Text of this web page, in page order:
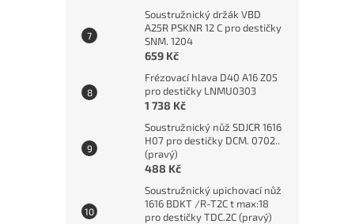
Soustružnický držák VBD
A25R PSKNR 12 C pro destičky
SNM. 1204
659 Kč
Frézovací hlava D40 A16 Z05
pro destičky LNMU0303
1 738 Kč
Soustružnický nůž SDJCR 1616
H07 pro destičky DCM. 0702..
(pravý)
488 Kč
Soustružnický upichovací nůž
1616 BDKT /R-T2C t max:18
pro destičky TDC.2C (pravý)